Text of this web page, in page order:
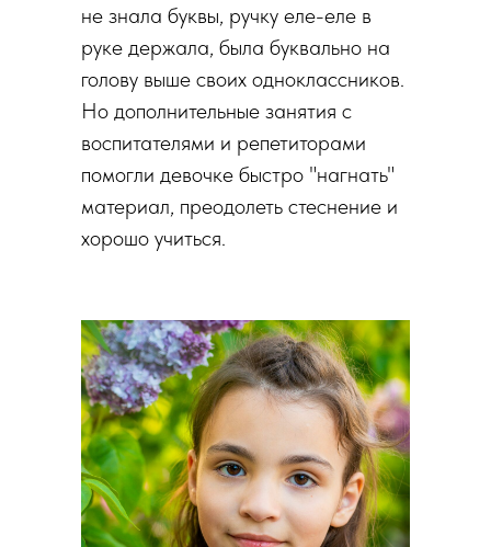
не знала буквы, ручку еле-еле в
руке держала, была буквально на
голову выше своих одноклассников.
Но дополнительные занятия с
воспитателями и репетиторами
помогли девочке быстро "нагнать"
материал, преодолеть стеснение и
хорошо учиться.